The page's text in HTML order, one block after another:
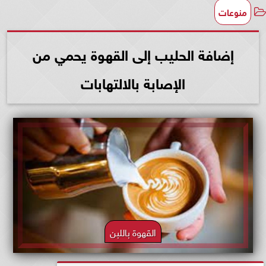
منوعات
إضافة الحليب إلى القهوة يحمي من
الإصابة بالالتهابات
القهوة باللبن